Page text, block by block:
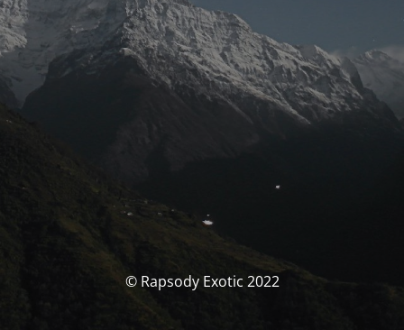
© Rapsody Exotic 2022